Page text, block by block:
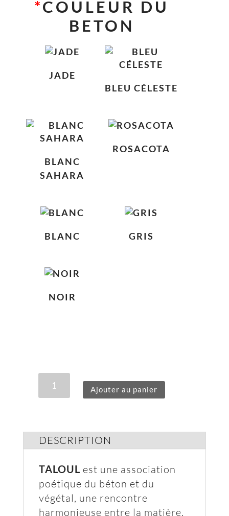
*COULEUR DU
BETON
JADE
BLEU CÉLESTE
BLANC
SAHARA
ROSACOTA
BLANC GRIS
NOIR
QUANTITÉ
Ajouter au panier
DESCRIPTION
TALOUL est une association
poétique du béton et du
végétal, une rencontre
harmonieuse entre la matière,